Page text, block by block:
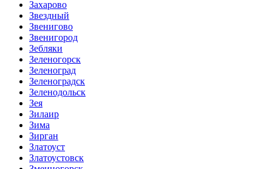
Захарово
Звездный
Звенигово
Звенигород
Зебляки
Зеленогорск
Зеленоград
Зеленоградск
Зеленодольск
Зея
Зилаир
Зима
Зирган
Златоуст
Златоустовск